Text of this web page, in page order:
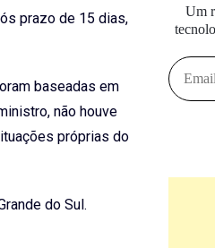
prazo de 15 dias,
baseadas em
não houve
próprias do
do Sul.